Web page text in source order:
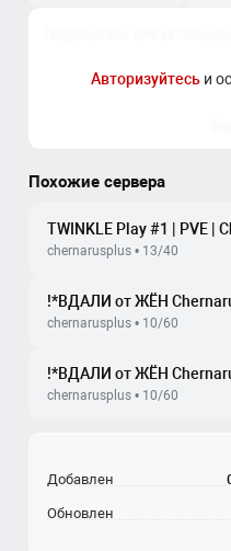
Авторизуйтесьи
Похожие сервера
chernarusplus • 13/40
chernarusplus • 10/60
chernarusplus • 10/60
Добавлен
Обновлен